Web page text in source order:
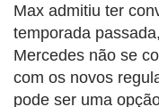
Max admitiu ter
temporada
Mercedes não se
com os novos
pode ser uma